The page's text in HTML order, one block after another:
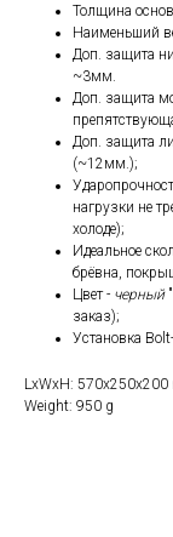
Толщина
Наименьший
Доп. защита
~3мм.
Доп. защита
Доп. защита
(~12мм.);
нагрузки не
холоде);
Идеальное
брёвна,
Цвет - черный
заказ);
Установка
LxWxH: 570x250x200
Weight: 950 g